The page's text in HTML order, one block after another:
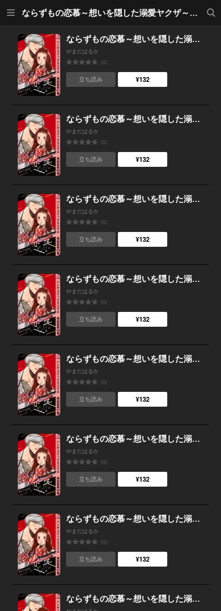
ならずもの恋慕～想いを隠した溺愛ヤクザ～ 単話版
検索
ならずもの恋慕～想いを隠した溺愛ヤクザ～ 単話版第41巻
やまだはるか
(0)
立ち読み ¥132
ならずもの恋慕～想いを隠した溺愛ヤクザ～ 単話版第40巻
やまだはるか
(0)
立ち読み ¥132
ならずもの恋慕～想いを隠した溺愛ヤクザ～ 単話版第39巻
やまだはるか
(0)
立ち読み ¥132
ならずもの恋慕～想いを隠した溺愛ヤクザ～ 単話版第38巻
やまだはるか
(0)
立ち読み ¥132
ならずもの恋慕～想いを隠した溺愛ヤクザ～ 単話版第37巻
やまだはるか
(0)
立ち読み ¥132
ならずもの恋慕～想いを隠した溺愛ヤクザ～ 単話版第36巻
やまだはるか
(0)
立ち読み ¥132
ならずもの恋慕～想いを隠した溺愛ヤクザ～ 単話版第35巻
やまだはるか
(0)
立ち読み ¥132
ならずもの恋慕～想いを隠した溺愛ヤクザ～ 単話版第34巻